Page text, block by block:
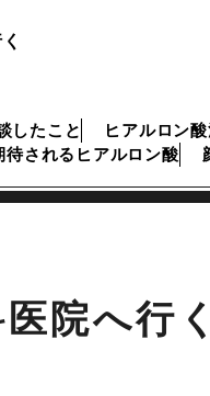
したこと
ヒアルロン
されるヒアルロン酸
院へ行く